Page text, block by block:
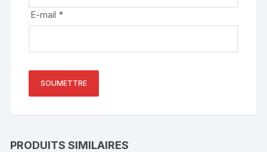
E-mail *
PRODUITS SIMILAIRES